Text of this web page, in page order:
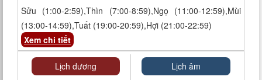
Sửu (1:00-2:59),Thìn (7:00-8:59),Ngọ (11:00-12:59),Mùi
(13:00-14:59),Tuất (19:00-20:59),Hợi (21:00-22:59)
Xem chi tiết
Lịch dương Lịch âm